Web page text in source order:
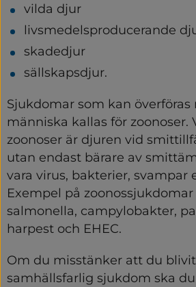
vilda djur
livsmedelsproducerande
skadedjur
sällskapsdjur.
Sjukdomar som kan
människa kallas för zoonoser.
zoonoser är djuren vid
utan endast bärare av
vara virus, bakterier, svampar
Exempel på
salmonella, campylobakter,
harpest och EHEC.
Om du misstänker att du
samhällsfarlig sjukdom ska